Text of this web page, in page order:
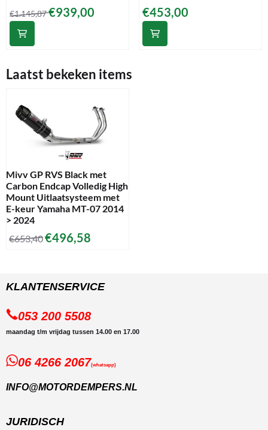
Van 1 145,87 voor 939,00
€1.145,87€939,00 Prijs: 453,00
€453,00
Laatst bekeken items
Mivv GP RVS Black met
Carbon Endcap Volledig High
Mount Uitlaatsysteem met
E-keur Yamaha MT-07 2014
> 2024
€653,40€496,58
KLANTENSERVICE
053 200 5508
maandag t/m vrijdag tussen 14.00 en 17.00
06 4266 2067(whatsapp)
INFO@MOTORDEMPERS.NL
JURIDISCH